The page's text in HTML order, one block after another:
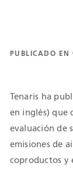
PUBLICADO
Tenaris ha
en inglés) que
evaluación de
emisiones de
coproductos y